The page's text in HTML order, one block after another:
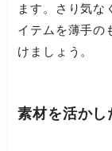
ます。さり気な
イテムを薄手の
けましょう。
素材を活かし